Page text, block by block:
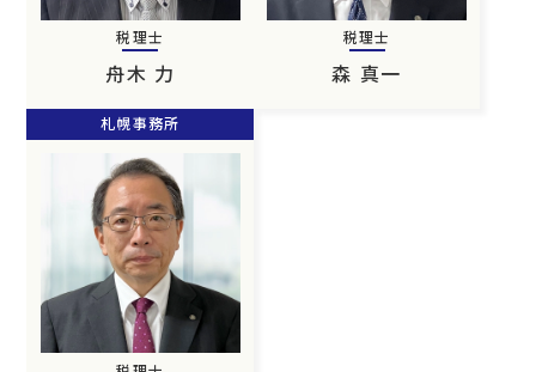
税理士
舟木 力
税理士
森 真一
札幌事務所